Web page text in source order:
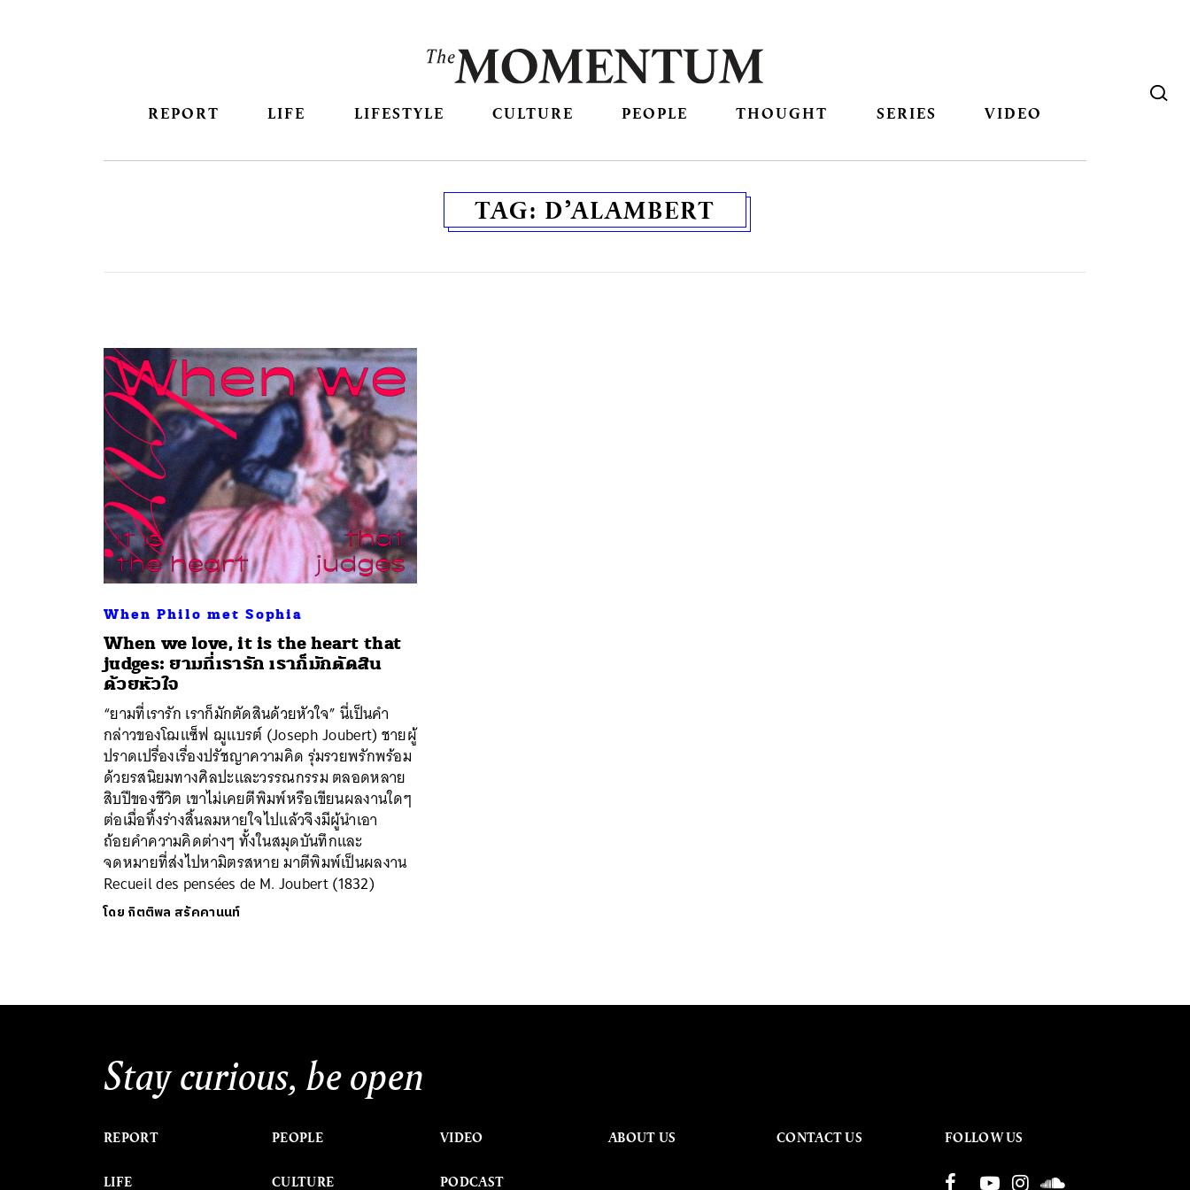
REPORT LIFE LIFESTYLE CULTURE PEOPLE THOUGHT SERIES VIDEO
TAG: D’ALAMBERT
When Philo met Sophia
When we love, it is the heart that
judges: ยามที่เรารัก เราก็มักตัดสิน
ด้วยหัวใจ
“ยามที่เรารัก เราก็มักตัดสินด้วยหัวใจ” นี่เป็นคำ
กล่าวของโฌแซ็ฟ ฌูแบรต์ (Joseph Joubert) ชายผู้
ปราดเปรื่องเรื่องปรัชญาความคิด รุ่มรวยพรักพร้อม
ด้วยรสนิยมทางศิลปะและวรรณกรรม ตลอดหลาย
สิบปีของชีวิต เขาไม่เคยตีพิมพ์หรือเขียนผลงานใดๆ
ต่อเมื่อทิ้งร่างสิ้นลมหายใจไปแล้วจึงมีผู้นำเอา
ถ้อยคำความคิดต่างๆ ทั้งในสมุดบันทึกและ
จดหมายที่ส่งไปหามิตรสหาย มาตีพิมพ์เป็นผลงาน
Recueil des pensées de M. Joubert (1832)
โดย กิตติพล สรัคคานนท์
Stay curious, be open
REPORT
LIFE
PEOPLE
CULTURE
VIDEO
PODCAST
ABOUT US CONTACT US FOLLOW US
ค้นหา